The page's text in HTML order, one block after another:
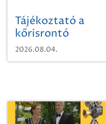
Tájékoztató a
kőrisrontó
karcsúdíszbogárról
2026.08.04.